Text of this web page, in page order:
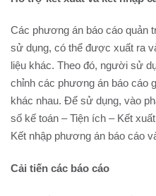
Các phương án báo cáo quản
sử dụng, có thể được xuất ra
liệu khác. Theo đó, người sử
chỉnh các phương án báo cáo
khác nhau. Để sử dụng, vào
số kế toán – Tiện ích – Kết
Kết nhập phương án báo cáo
Cải tiến các báo cáo